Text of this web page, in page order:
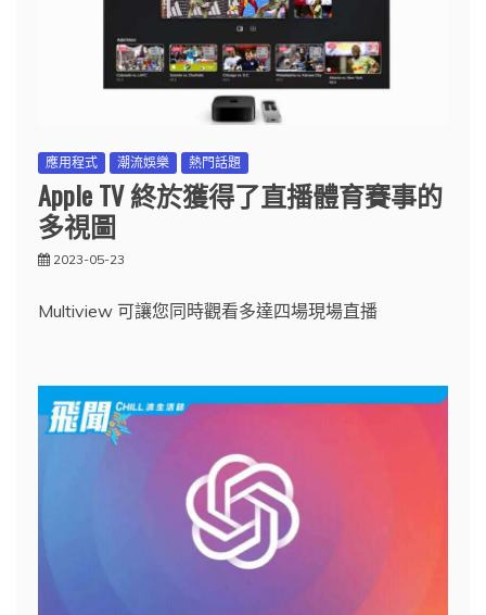
應用程式 潮流娛樂 熱門話題
Apple TV 終於獲得了直播體育賽事的
多視圖
2023-05-23
Multiview 可讓您同時觀看多達四場現場直播